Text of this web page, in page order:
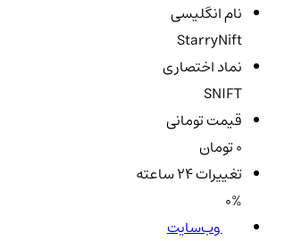
نام انگلیسی
StarryNift
نماد اختصاری
SNIFT
قیمت تومانی
0 تومان
تغییرات ۲۴ ساعته
0%
وب‌سایت